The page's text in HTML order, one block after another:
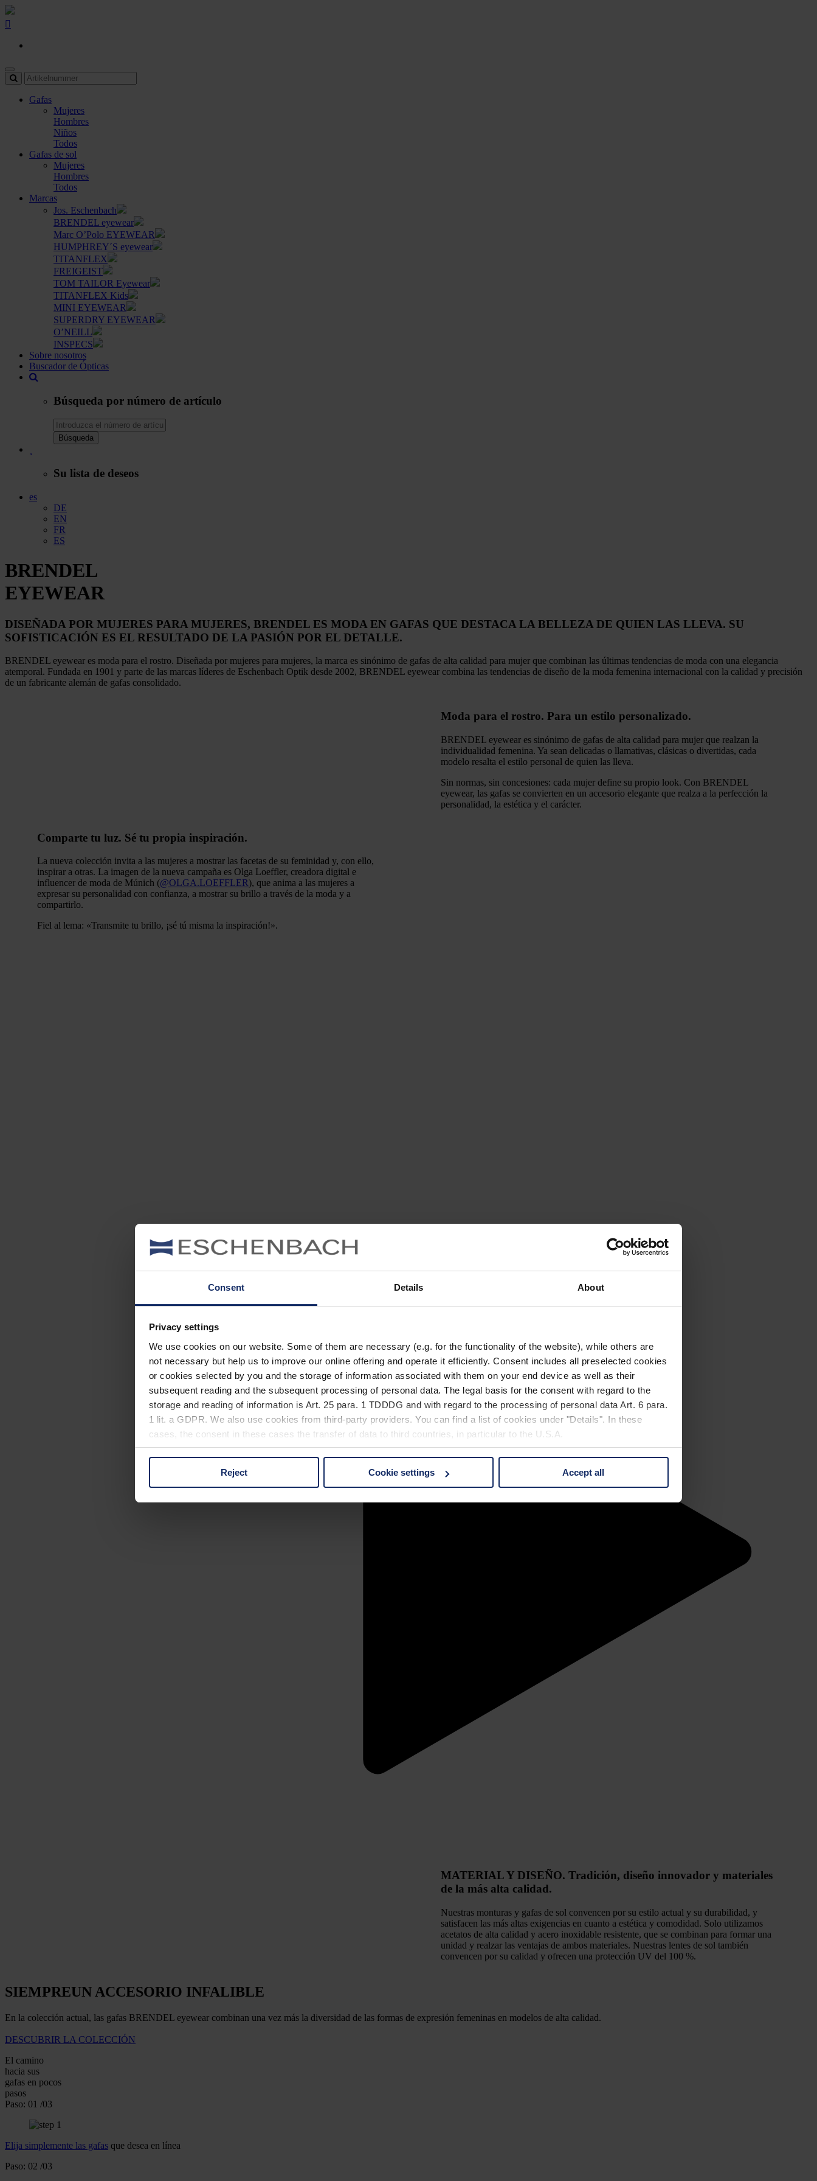
Consent Details About
Privacy settings
We use cookies on our website. Some of them are necessary (e.g. for the functionality of the website), while others are
not necessary but help us to improve our online offering and operate it efficiently. Consent includes all preselected cookies
or cookies selected by you and the storage of information associated with them on your end device as well as their
subsequent reading and the subsequent processing of personal data. The legal basis for the consent with regard to the
storage and reading of information is Art. 25 para. 1 TDDDG and with regard to the processing of personal data Art. 6 para.
1 lit. a GDPR. We also use cookies from third-party providers. You can find a list of cookies under "Details". In these
cases, the consent in these cases the transfer of data to third countries, in particular to the U.S.A.
You can consent to the use of non-essential cookies by clicking on the "Accept all" button or change your mind by clicking
Reject Cookie settings Accept all
Gafas
Mujeres
Hombres
Niños
Todos
Gafas de sol
Mujeres
Hombres
Todos
Marcas
Jos. Eschenbach
BRENDEL eyewear
Marc O’Polo EYEWEAR
HUMPHREY´S eyewear
TITANFLEX
FREIGEIST
TOM TAILOR Eyewear
TITANFLEX Kids
MINI EYEWEAR
SUPERDRY EYEWEAR
O’NEILL
INSPECS
Sobre nosotros
Buscador de Ópticas
Búsqueda por número de artículo
Búsqueda
Su lista de deseos
es
DE
EN
FR
ES
BRENDEL
EYEWEAR
DISEÑADA POR MUJERES PARA MUJERES, BRENDEL ES MODA EN GAFAS QUE DESTACA LA BELLEZA DE QUIEN LAS LLEVA. SU
SOFISTICACIÓN ES EL RESULTADO DE LA PASIÓN POR EL DETALLE.
BRENDEL eyewear es moda para el rostro. Diseñada por mujeres para mujeres, la marca es sinónimo de gafas de alta calidad para mujer que combinan las últimas tendencias de moda con una elegancia
atemporal. Fundada en 1901 y parte de las marcas líderes de Eschenbach Optik desde 2002, BRENDEL eyewear combina las tendencias de diseño de la moda femenina internacional con la calidad y precisión
de un fabricante alemán de gafas consolidado.
Moda para el rostro. Para un estilo personalizado.
BRENDEL eyewear es sinónimo de gafas de alta calidad para mujer que realzan la
individualidad femenina. Ya sean delicadas o llamativas, clásicas o divertidas, cada
modelo resalta el estilo personal de quien las lleva.
Sin normas, sin concesiones: cada mujer define su propio look. Con BRENDEL
eyewear, las gafas se convierten en un accesorio elegante que realza a la perfección la
personalidad, la estética y el carácter.
Comparte tu luz. Sé tu propia inspiración.
La nueva colección invita a las mujeres a mostrar las facetas de su feminidad y, con ello,
inspirar a otras. La imagen de la nueva campaña es Olga Loeffler, creadora digital e
influencer de moda de Múnich (@OLGA.LOEFFLER), que anima a las mujeres a
expresar su personalidad con confianza, a mostrar su brillo a través de la moda y a
compartirlo.
Fiel al lema: «Transmite tu brillo, ¡sé tú misma la inspiración!».
MATERIAL Y DISEÑO.Tradición, diseño innovador y materiales
de la más alta calidad.
Nuestras monturas y gafas de sol convencen por su estilo actual y su durabilidad, y
satisfacen las más altas exigencias en cuanto a estética y comodidad. Solo utilizamos
acetatos de alta calidad y acero inoxidable resistente, que se combinan para formar una
unidad y realzar las ventajas de ambos materiales. Nuestras lentes de sol también
convencen por su calidad y ofrecen una protección UV del 100 %.
SIEMPREUN ACCESORIO INFALIBLE
En la colección actual, las gafas BRENDEL eyewear combinan una vez más la diversidad de las formas de expresión femeninas en modelos de alta calidad.
DESCUBRIR LA COLECCIÓN
El camino
hacia sus
gafas en pocos
pasos
Paso: 01 /03
Elija simplemente las gafas que desea en línea
Paso: 02 /03